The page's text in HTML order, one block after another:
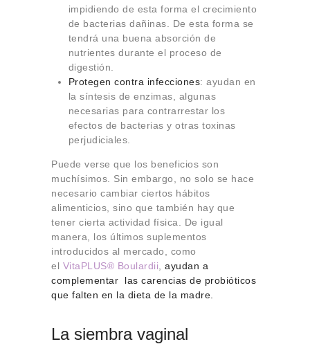
impidiendo de esta forma el crecimiento
de bacterias dañinas. De esta forma se
tendrá una buena absorción de
nutrientes durante el proceso de
digestión.
Protegen contra infecciones: ayudan en
la síntesis de enzimas, algunas
necesarias para contrarrestar los
efectos de bacterias y otras toxinas
perjudiciales.
Puede verse que los beneficios son
muchísimos. Sin embargo, no solo se hace
necesario cambiar ciertos hábitos
alimenticios, sino que también hay que
tener cierta actividad física. De igual
manera, los últimos suplementos
introducidos al mercado, como
el VitaPLUS® Boulardii
ayudan a
complementar las carencias de probióticos
que falten en la dieta de la madre.
La siembra vaginal